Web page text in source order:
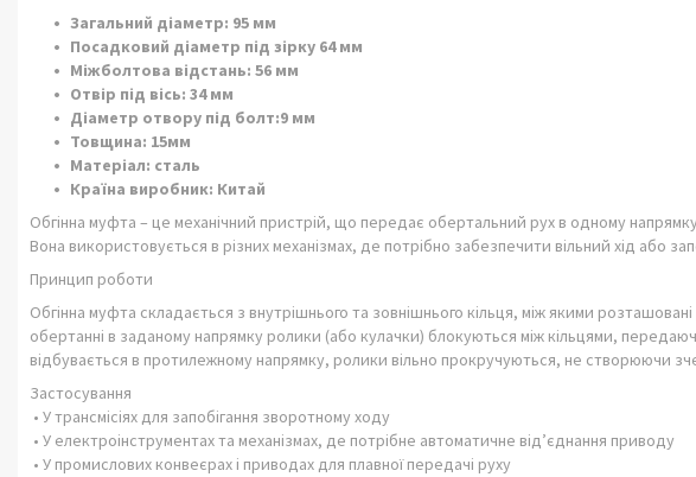
Загальний діаметр: 95 мм
Посадковий діаметр під зірку 64 мм
Міжболтова відстань: 56 мм
Отвір під вісь: 34 мм
Діаметр отвору під болт:9 мм
Товщина: 15мм
Матеріал: сталь
Країна виробник: Китай
Обгінна муфта – це механічний пристрій, що передає обертальний рух в одному
Вона використовується в різних механізмах, де потрібно забезпечити вільний хід або
Принцип роботи
Обгінна муфта складається з внутрішнього та зовнішнього кільця, між якими
обертанні в заданому напрямку ролики (або кулачки) блокуються між кільцями,
відбувається в протилежному напрямку, ролики вільно прокручуються, не створюючи
Застосування
• У трансмісіях для запобігання зворотному ходу
• У електроінструментах та механізмах, де потрібне автоматичне від’єднання приводу
• У промислових конвеєрах і приводах для плавної передачі руху